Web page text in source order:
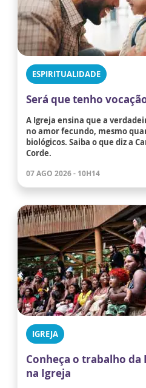
ESPIRITUALIDADE
Será que tenho
A Igreja ensina que a
no amor fecundo, mesmo
biológicos. Saiba o que diz a
Corde.
07 AGO 2026 - 10H14
IGREJA
Conheça o trabalho da
na Igreja